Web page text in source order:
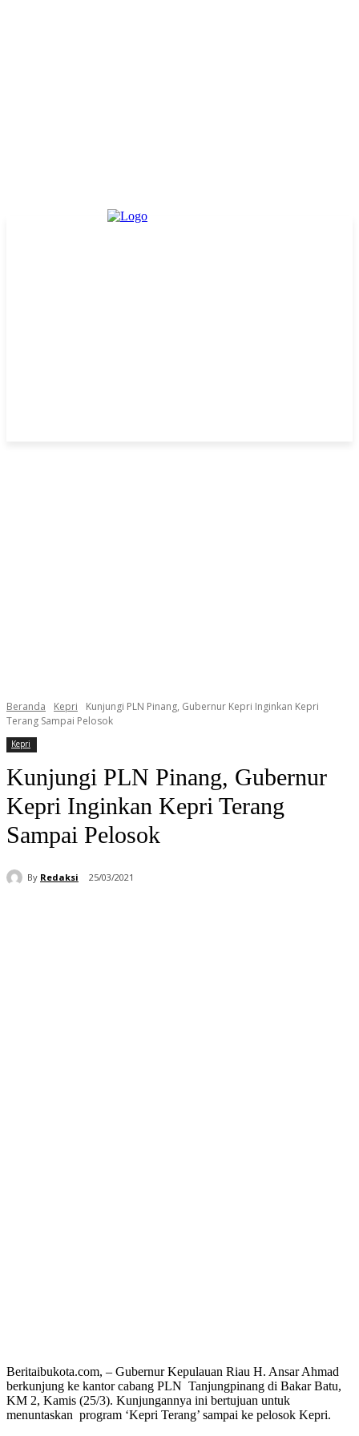
Beranda Kepri
Kunjungi PLN Pinang, Gubernur Kepri Inginkan Kepri
Terang Sampai Pelosok
Kepri
Kunjungi PLN Pinang, Gubernur
Kepri Inginkan Kepri Terang
Sampai Pelosok
By Redaksi 25/03/2021
Beritaibukota.com, – Gubernur Kepulauan Riau H. Ansar Ahmad
berkunjung ke kantor cabang PLN Tanjungpinang di Bakar Batu,
KM 2, Kamis (25/3). Kunjungannya ini bertujuan untuk
menuntaskan program ‘Kepri Terang’ sampai ke pelosok Kepri.